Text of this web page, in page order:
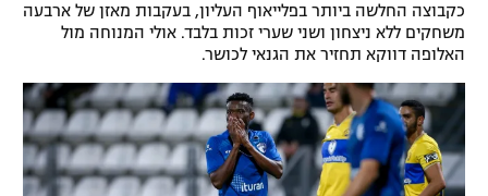
כקבוצה החלשה ביותר בפלייאוף העליון, בעקבות מאזן של ארבעה
משחקים ללא ניצחון ושני שערי זכות בלבד. אולי המנוחה מול
האלופה דווקא תחזיר את הגנאי לכושר.